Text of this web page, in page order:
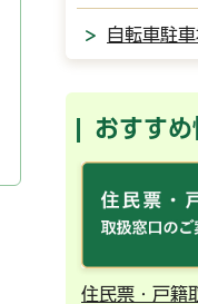
自転車駐
おすすめ
住民票・戸籍